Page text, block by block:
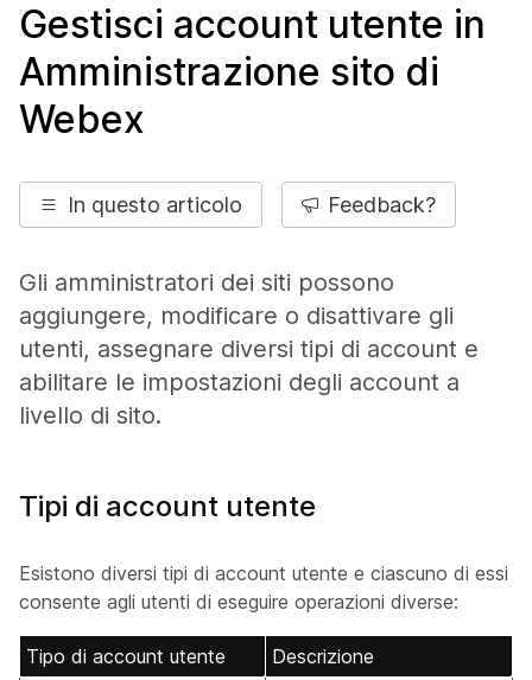
Gestisci account utente in
Amministrazione sito di
Webex
In questo articolo Feedback?
Gli amministratori dei siti possono
aggiungere, modificare o disattivare gli
utenti, assegnare diversi tipi di account e
abilitare le impostazioni degli account a
livello di sito.
Tipi di account utente
Esistono diversi tipi di account utente e ciascuno di essi
consente agli utenti di eseguire operazioni diverse:
Tipo di account utente Descrizione